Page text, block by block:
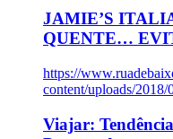
JAMIE’S
QUENTE…
https://
content/uploads/
Viajar: